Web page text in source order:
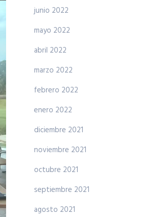
junio 2022
mayo 2022
abril 2022
marzo 2022
febrero 2022
enero 2022
diciembre 2021
noviembre 2021
octubre 2021
septiembre 2021
agosto 2021